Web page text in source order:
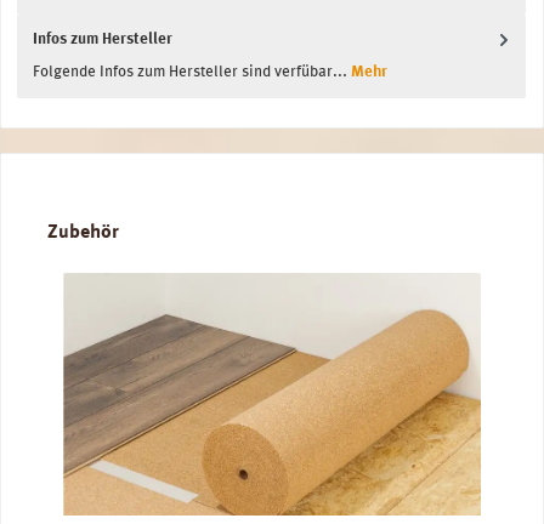
Infos zum Hersteller
Folgende Infos zum Hersteller sind verfübar... Mehr
Produktgalerie überspringen
Zubehör